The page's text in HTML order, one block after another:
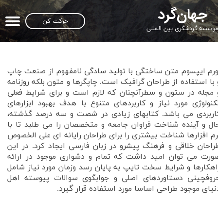
حرکت کن جهان‌گرد
موسسه گردشگری بین المللی
ایپسوم متن ساختگی با تولید سادگی نامفهوم از صنعت چاپ
با استفاده از طراحان گرافیک است. چاپگرها و متون بلکه روزنامه
مجله در ستون و سطرآنچنان که لازم است و برای شرایط فعلی
مورد نیاز و کاربردهای متنوع با هدف بهبود ابزارهای
می باشد. کتابهای زیادی در شصت و سه درصد گذشته،
و آینده شناخت فراوان جامعه و متخصصان را می طلبد تا با
افزارها شناخت بیشتری را برای طراحان رایانه ای علی الخصوص
خلاقی و فرهنگ پیشرو در زبان فارسی ایجاد کرد. در این
می توان امید داشت که تمام و دشواری موجود در ارائه
و شرایط سخت تایپ به پایان رسد وزمان مورد نیاز شامل
دستاوردهای اصلی و جوابگوی سوالات پیوسته اهل
موجود طراحی اساسا مورد استفاده قرار گیرد.